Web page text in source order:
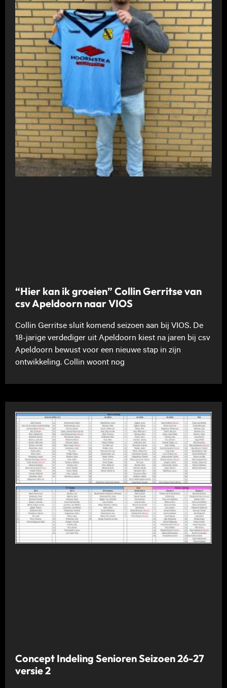
“Hier kan ik groeien” Collin Gerritse van
csv Apeldoorn naar VIOS
Collin Gerritse sluit komend seizoen aan bij VIOS. De
18-jarige verdediger uit Apeldoorn kiest na jaren bij csv
Apeldoorn bewust voor een nieuwe stap in zijn
ontwikkeling. Collin woont nog
Concept Indeling Senioren Seizoen 26-27
versie 2